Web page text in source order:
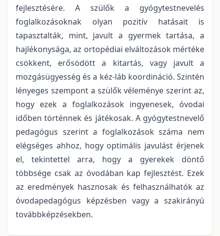
fejlesztésére. A szülők a gyógytestnevelés
foglalkozásoknak olyan pozitív hatásait is
tapasztalták, mint, javult a gyermek tartása, a
hajlékonysága, az ortopédiai elváltozások mértéke
csökkent, erősödött a kitartás, vagy javult a
mozgásügyesség és a kéz-láb koordináció. Szintén
lényeges szempont a szülők véleménye szerint az,
hogy ezek a foglalkozások ingyenesek, óvodai
időben történnek és játékosak. A gyógytestnevelő
pedagógus szerint a foglalkozások száma nem
elégséges ahhoz, hogy optimális javulást érjenek
el, tekintettel arra, hogy a gyerekek döntő
többsége csak az óvodában kap fejlesztést. Ezek
az eredmények hasznosak és felhasználhatók az
óvodapedagógus képzésben vagy a szakirányú
továbbképzésekben.